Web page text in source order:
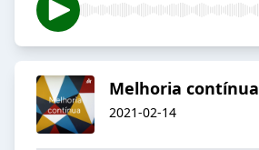
Melhoria contínua
2021-02-14